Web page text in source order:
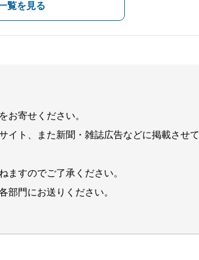
覧を見る
お寄せください。
イト、また新聞・雑誌広告などに掲載させて
ますのでご了承ください。
部門にお送りください。